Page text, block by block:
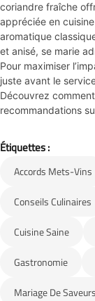
coriandre fraîche
appréciée en
aromatique
et anisé, se marie
Pour maximiser
juste avant le
Découvrez
recommandations
Étiquettes :
Accords Mets-Vins
Conseils Culinaires
Cuisine Saine
Gastronomie
Mariage De Saveurs